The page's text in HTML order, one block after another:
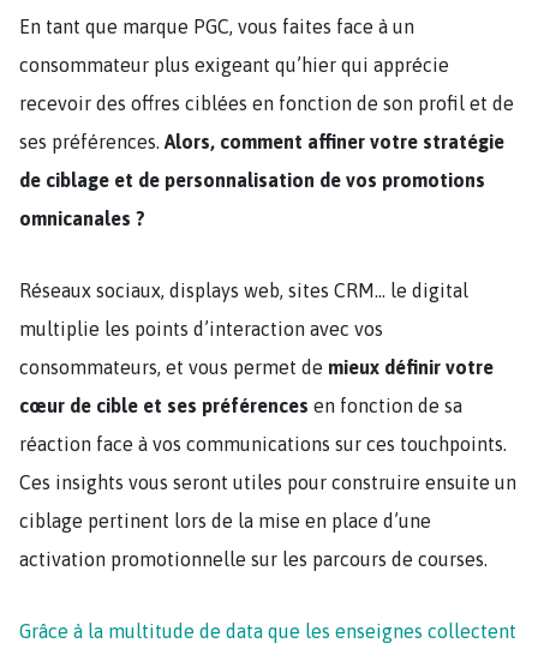
En tant que marque PGC, vous faites face à un
consommateur plus exigeant qu’hier qui apprécie
recevoir des offres ciblées en fonction de son profil et de
ses préférences. Alors, comment affiner votre stratégie
de ciblage et de personnalisation de vos promotions
omnicanales ?
Réseaux sociaux, displays web, sites CRM… le digital
multiplie les points d’interaction avec vos
consommateurs, et vous permet de mieux définir votre
cœur de cible et ses préférences en fonction de sa
réaction face à vos communications sur ces touchpoints.
Ces insights vous seront utiles pour construire ensuite un
ciblage pertinent lors de la mise en place d’une
activation promotionnelle sur les parcours de courses.
Grâce à la multitude de data que les enseignes collectent